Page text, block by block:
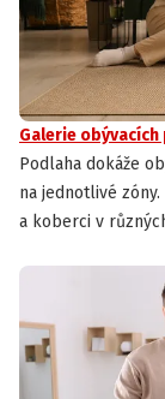
Galerie
Podlaha dokáže
na jednotlivé
a koberci v